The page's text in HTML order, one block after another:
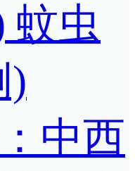
蚊虫
)
中西